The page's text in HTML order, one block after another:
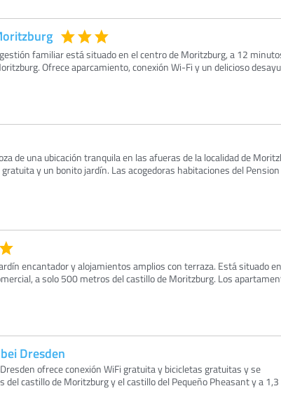
familiar está situado en el centro de Moritzburg, a 12
Ofrece aparcamiento, conexión Wi-Fi y un delicioso
de una ubicación tranquila en las afueras de la localidad de
y un bonito jardín. Las acogedoras habitaciones del Pension
encantador y alojamientos amplios con terraza. Está situado
a solo 500 metros del castillo de Moritzburg. Los
Dresden
ofrece conexión WiFi gratuita y bicicletas gratuitas y se
castillo de Moritzburg y el castillo del Pequeño Pheasant y a